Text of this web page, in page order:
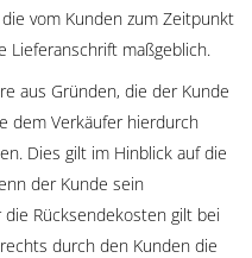
vom Kunden zum Zeitpunkt
Lieferanschrift maßgeblich.
aus Gründen, die der Kunde
dem Verkäufer hierdurch
Dies gilt im Hinblick auf die
der Kunde sein
Rücksendekosten gilt bei
durch den Kunden die